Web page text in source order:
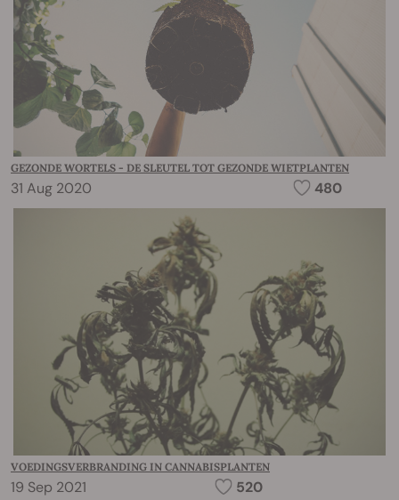
GEZONDE WORTELS - DE SLEUTEL TOT GEZONDE WIETPLANTEN
31 Aug 2020 480
VOEDINGSVERBRANDING IN CANNABISPLANTEN
19 Sep 2021 520